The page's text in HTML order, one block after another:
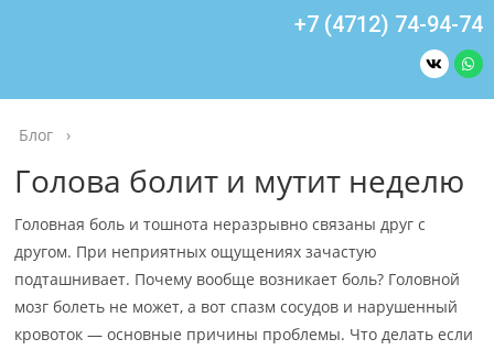
+7 (4712) 74-94-74
Блог ›
Голова болит и мутит неделю
Головная боль и тошнота неразрывно связаны друг с
другом. При неприятных ощущениях зачастую
подташнивает. Почему вообще возникает боль? Головной
мозг болеть не может, а вот спазм сосудов и нарушенный
кровоток — основные причины проблемы. Что делать если